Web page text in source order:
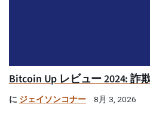
Bitcoin Up レビュー 2024: 詐
に ジェイソンコナー 8月 3, 2026